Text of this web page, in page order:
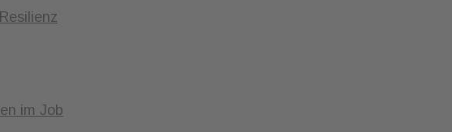
im Job